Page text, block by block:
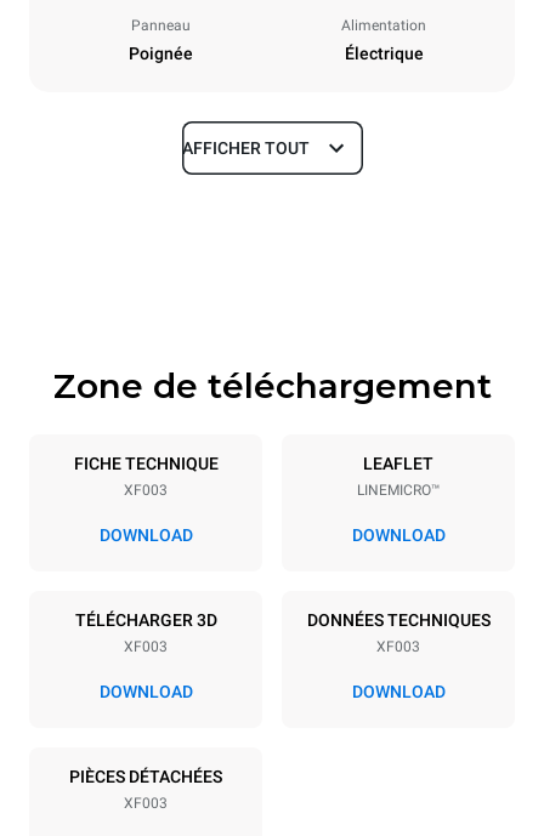
Panneau
Poignée
Alimentation
Électrique
Dimensions
Caractéristiques de la plaque
3 342x242
Espace entre les plaques
Alimentation
220-240V 1~ 2,7 kW
AFFICHER TOUT
Zone de téléchargement
FICHE TECHNIQUE
XF003
DOWNLOAD
LEAFLET
LINEMICRO™
DOWNLOAD
TÉLÉCHARGER 3D
XF003
DOWNLOAD
DONNÉES TECHNIQUES
XF003
DOWNLOAD
PIÈCES DÉTACHÉES
XF003